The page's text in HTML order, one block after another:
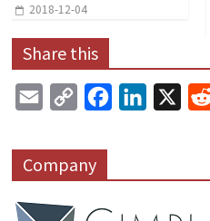
Share this
a
i
l
p
y
e
b
k
Company